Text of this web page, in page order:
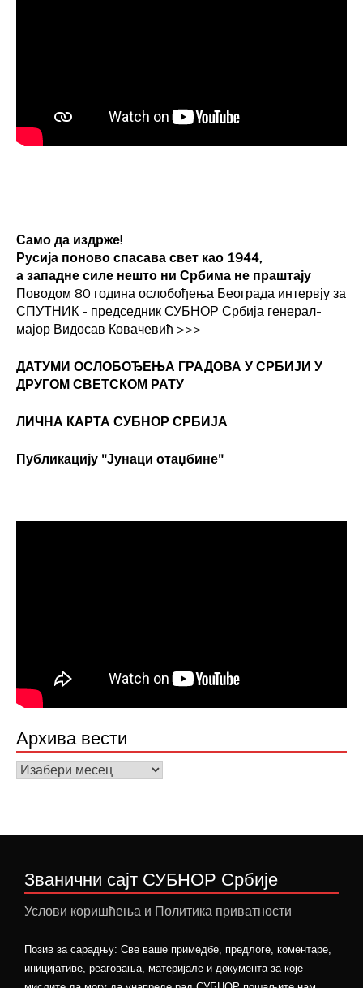
Само да издрже!
Русија поново спасава свет као 1944,
а западне силе нешто ни Србима не праштају
Поводом 80 година ослобођења Београда интервју за
СПУТНИК - председник СУБНОР Србија генерал-
мајор Видосав Ковачевић >>>
ДАТУМИ ОСЛОБОЂЕЊА ГРАДОВА У СРБИЈИ У
ДРУГОМ СВЕТСКОМ РАТУ
ЛИЧНА КАРТА СУБНОР СРБИЈА
Публикацију "Јунаци отаџбине"
Архива вести
Архива
Званични сајт СУБНОР Србије
Услови коришћења и Политика приватности
Позив за сарадњу: Све ваше примедбе, предлоге, коментаре,
иницијативе, реаговања, материјале и документа за које